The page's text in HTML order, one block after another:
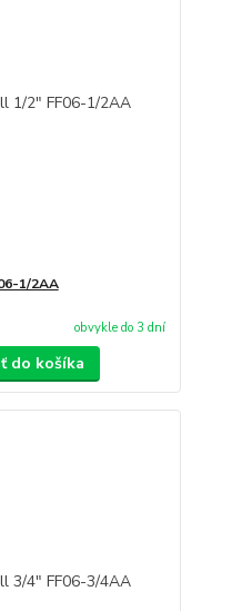
1/2AA
obvykle do 3 dní
do košíka